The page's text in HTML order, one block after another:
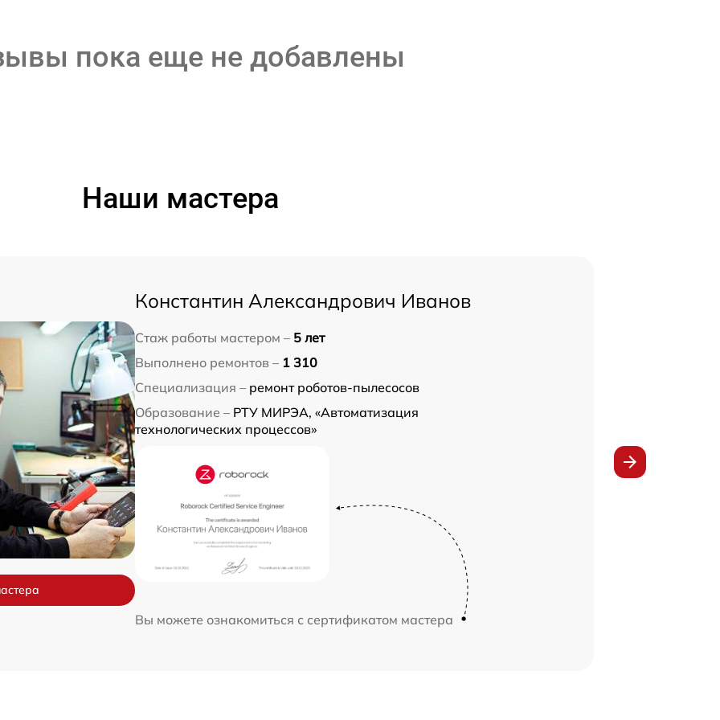
пока еще не добавлены
Наши мастера
Константин Александрович Иванов
Стаж работы мастером – 5 лет
Выполнено ремонтов – 1 310
Специализация – ремонт роботов-пылесосов
Образование – РТУ МИРЭА, «Автоматизация
технологических процессов»
Вы можете ознакомиться с сертификатом мастера